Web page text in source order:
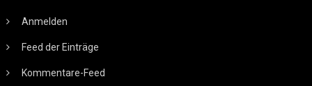
Anmelden
Feed der Einträge
Kommentare-Feed